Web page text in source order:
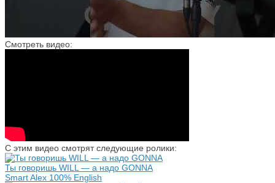
Смотреть видео:
С этим видео смотрят следующие ролики:
Ты говоришь WILL — а надо GONNA
Smart Alex 100% English